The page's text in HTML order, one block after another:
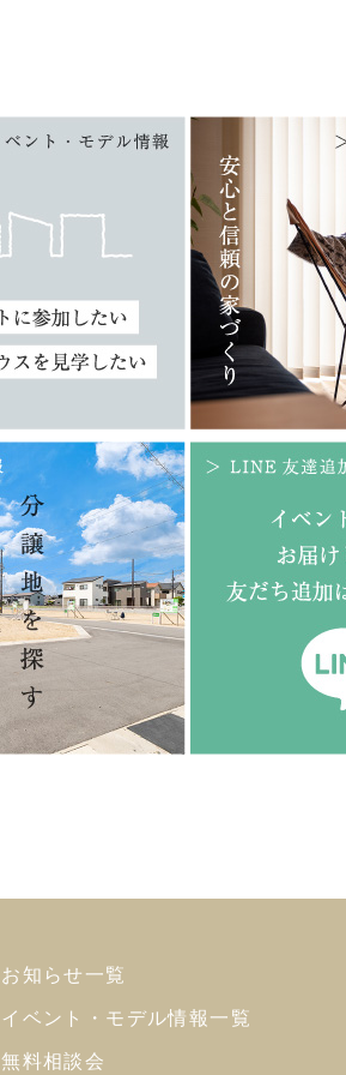
お知らせ一覧
イベント・モデル情報一覧
無料相談会